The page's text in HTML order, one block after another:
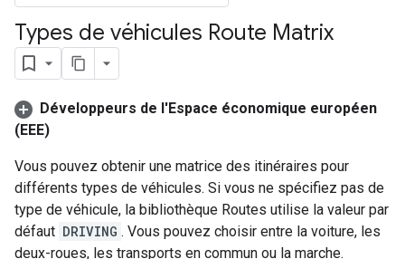
Types de véhicules Route Matrix
Développeurs de l'Espace économique européen
(EEE)
Vous pouvez obtenir une matrice des itinéraires pour
différents types de véhicules. Si vous ne spécifiez pas de
type de véhicule, la bibliothèque Routes utilise la valeur par
défaut DRIVING . Vous pouvez choisir entre la voiture, les
deux-roues, les transports en commun ou la marche.